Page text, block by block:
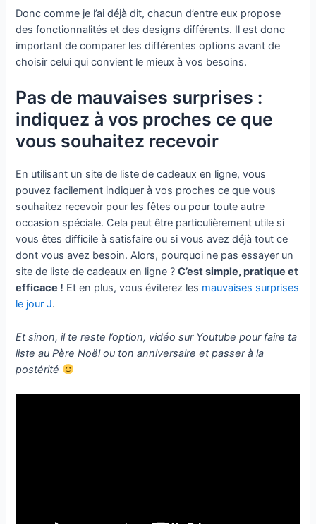
Donc comme je l’ai déjà dit, chacun d’entre eux propose
des fonctionnalités et des designs différents. Il est donc
important de comparer les différentes options avant de
choisir celui qui convient le mieux à vos besoins.
Pas de mauvaises surprises :
indiquez à vos proches ce que
vous souhaitez recevoir
En utilisant un site de liste de cadeaux en ligne, vous
pouvez facilement indiquer à vos proches ce que vous
souhaitez recevoir pour les fêtes ou pour toute autre
occasion spéciale. Cela peut être particulièrement utile si
vous êtes difficile à satisfaire ou si vous avez déjà tout ce
dont vous avez besoin. Alors, pourquoi ne pas essayer un
site de liste de cadeaux en ligne ?C’est simple, pratique et
efficace ! Et en plus, vous éviterez les mauvaises surprises
le jour J.
Et sinon, il te reste l’option, vidéo sur Youtube pour faire ta
liste au Père Noël ou ton anniversaire et passer à la
postérité